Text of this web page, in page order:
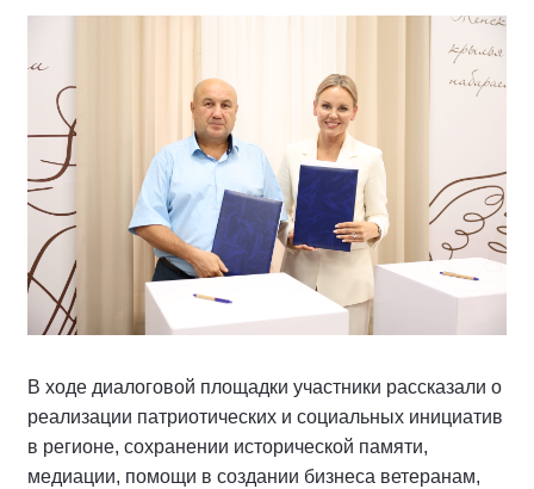
В ходе диалоговой площадки участники рассказали о
реализации патриотических и социальных инициатив
в регионе, сохранении исторической памяти,
медиации, помощи в создании бизнеса ветеранам,